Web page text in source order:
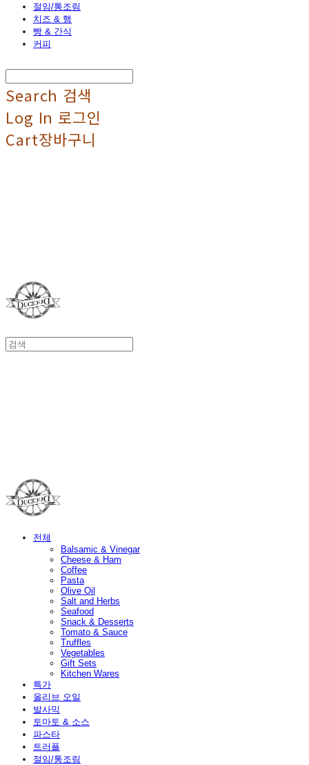
절임/통조림
치즈 & 햄
빵 & 간식
커피
Search 검색
Log In 로그인
Cart장바구니
전체
Balsamic & Vinegar
Cheese & Ham
Coffee
Pasta
Olive Oil
Salt and Herbs
Seafood
Snack & Desserts
Tomato & Sauce
Truffles
Vegetables
Gift Sets
Kitchen Wares
특가
올리브 오일
발사믹
토마토 & 소스
파스타
트러플
절임/통조림